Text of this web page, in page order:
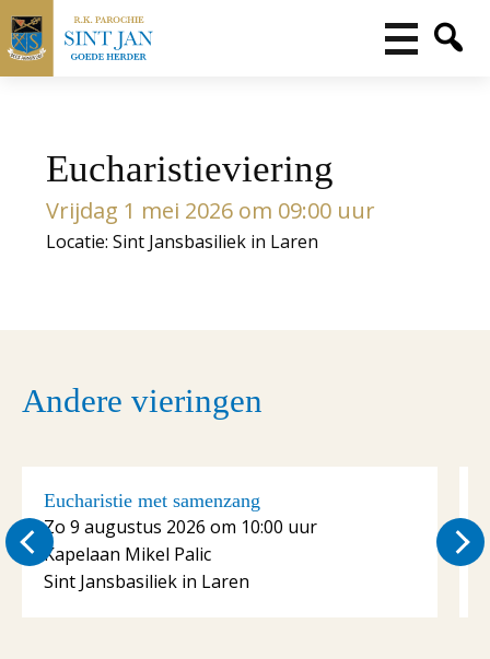
Eucharistieviering
Vrijdag 1 mei 2026 om 09:00 uur
Locatie: Sint Jansbasiliek in Laren
Andere vieringen
Eucharistie met samenzang
Zo 9 augustus 2026 om 10:00 uur
Kapelaan Mikel Palic
Sint Jansbasiliek in Laren